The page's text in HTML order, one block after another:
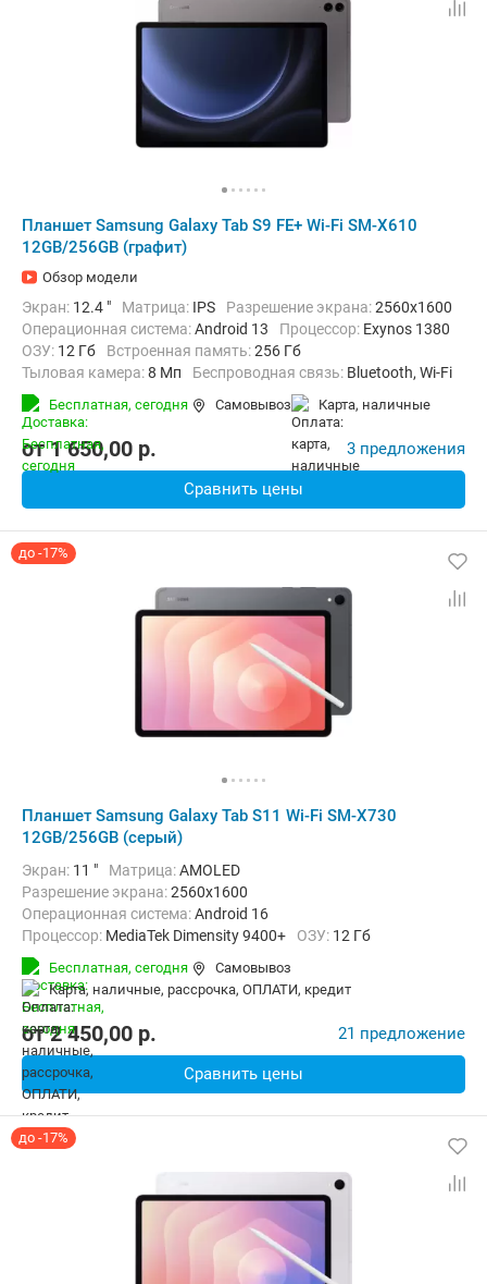
Планшет Samsung Galaxy Tab S9 FE+ Wi-Fi SM-X610
12GB/256GB (графит)
Обзор модели
Экран: 12.4 " Матрица: IPS Разрешение экрана:2560x1600
Операционная система:Android 13 Процессор: Exynos 1380
ОЗУ: 12 Гб Встроенная память:256 Гб
Тыловая камера:8 Мп Беспроводная связь: Bluetooth, Wi-Fi
Комплектация:
627 г
Бесплатная, сегодня Самовывоз карта, наличные
от1 650,00 p. 3 предложения
Сравнить цены
до -17%
Планшет Samsung Galaxy Tab S11 Wi-Fi SM-X730
12GB/256GB (серый)
Экран: 11 " Матрица:AMOLED
Разрешение экрана:2560x1600
Операционная система:Android 16
Процессор: MediaTek Dimensity 9400+ ОЗУ: 12 Гб
Встроенная память:
Беспроводная связь:
Bluetooth, Wi-Fi
Комплектация:
Перо (стилус) 469 г
Бесплатная, сегодня
Самовывоз
карта, наличные, рассрочка, ОПЛАТИ, кредит
от2 450,00 p. 21 предложение
Сравнить цены
до -17%